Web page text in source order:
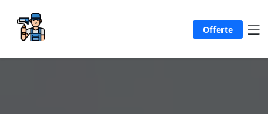
Offerte